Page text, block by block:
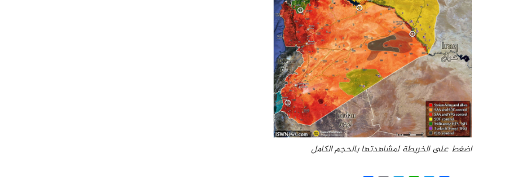
اضغط على الخريطة لمشاهدتها بالحجم الكامل